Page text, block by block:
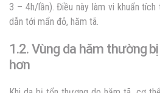
3 – 4h/lần). Điều này làm vi khuẩn
dẫn tới mẩn đỏ, hăm tã.
1.2. Vùng da hăm thường
hơn